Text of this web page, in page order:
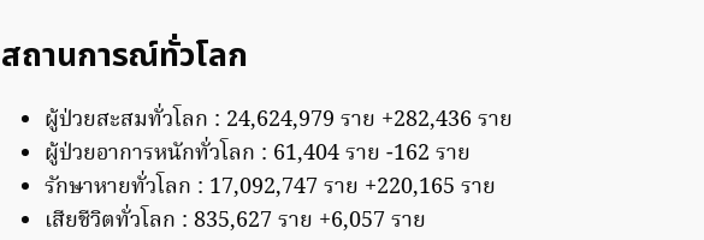
สถานการณ์ทั่วโลก
ผู้ป่วยสะสมทั่วโลก : 24,624,979 ราย +282,436 ราย
ผู้ป่วยอาการหนักทั่วโลก : 61,404 ราย -162 ราย
รักษาหายทั่วโลก : 17,092,747 ราย +220,165 ราย
เสียชีวิตทั่วโลก : 835,627 ราย +6,057 ราย